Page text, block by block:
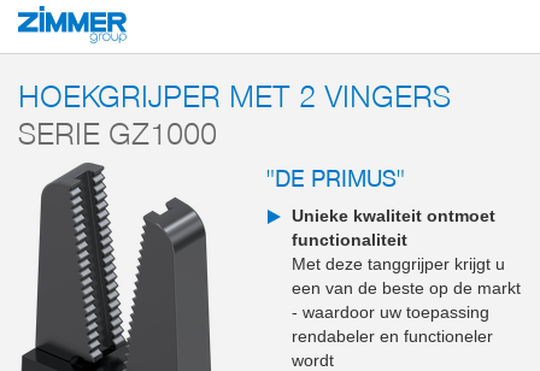
Start Producten
HOEKGRIJPER MET 2 VINGERS
SERIE GZ1000
"DE PRIMUS"
Unieke kwaliteit ontmoet
functionaliteit
Met deze tanggrijper krijgt u
een van de beste op de markt
- waardoor uw toepassing
rendabeler en functioneler
wordt